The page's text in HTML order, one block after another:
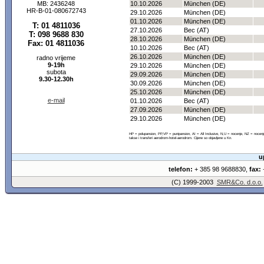
MB: 2436248
HR-B-01-080672743
T: 01 4811036
T: 098 9688 830
Fax: 01 4811036
radno vrijeme
9-19h
subota
9.30-12.30h
e-mail
10.10.2026
München (DE)
29.10.2026
München (DE)
01.10.2026
München (DE)
27.10.2026
Bec (AT)
28.10.2026
München (DE)
10.10.2026
Bec (AT)
26.10.2026
München (DE)
29.10.2026
München (DE)
29.09.2026
München (DE)
30.09.2026
München (DE)
25.10.2026
München (DE)
01.10.2026
Bec (AT)
27.09.2026
München (DE)
29.10.2026
München (DE)
HP = polupansion, PP,VP = punipansion, AI = All Inclusive, N,U = nocenje, NZ =
takse i transferi aerodrom-hotel-aerodrom. Cijene so objavljene u Kn.
telefon: + 385 98 9688830, fax:
(C) 1999-2003 SMR&Co. d.o.o.